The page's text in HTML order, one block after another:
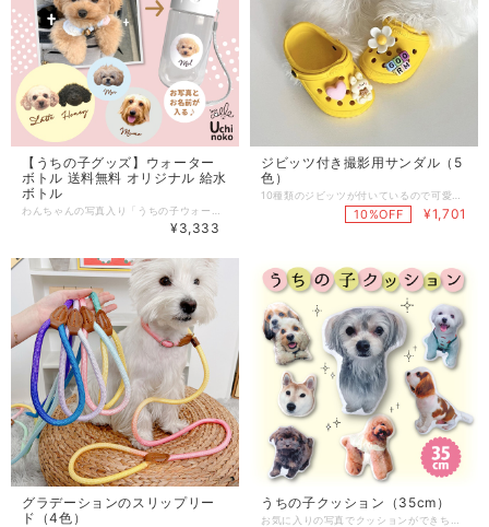
【うちの子グッズ】ウォーター
ボトル 送料無料 オリジナル 給水
ボトル
¥3,333
ジビッツ付き撮影用サンダル（5
色）
10%OFF ¥1,701
グラデーションのスリップリー
ド（4色）
うちの子クッション（35cm）